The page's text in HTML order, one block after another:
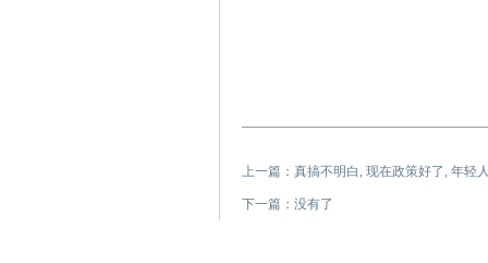
上一篇： 真搞不明白, 现在政策好了, 年轻
下一篇：没有了